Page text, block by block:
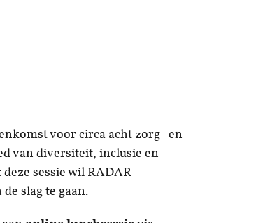
voor circa acht zorg- en
van diversiteit, inclusie en
sessie wil RADAR
slag te gaan.